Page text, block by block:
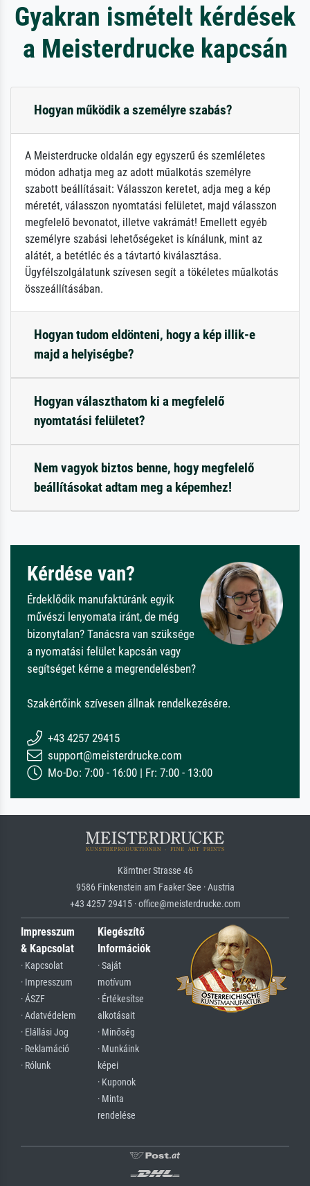
Gyakran ismételt kérdések
a Meisterdrucke kapcsán
Hogyan működik a személyre szabás?
A Meisterdrucke oldalán egy egyszerű és szemléletes
módon adhatja meg az adott műalkotás személyre
szabott beállításait: Válasszon keretet, adja meg a kép
méretét, válasszon nyomtatási felületet, majd válasszon
megfelelő bevonatot, illetve vakrámát! Emellett egyéb
személyre szabási lehetőségeket is kínálunk, mint az
alátét, a betétléc és a távtartó kiválasztása.
Ügyfélszolgálatunk szívesen segít a tökéletes műalkotás
összeállításában.
Hogyan tudom eldönteni, hogy a kép illik-e
majd a helyiségbe?
Hogyan választhatom ki a megfelelő
nyomtatási felületet?
Nem vagyok biztos benne, hogy megfelelő
beállításokat adtam meg a képemhez!
Kérdése van?
Érdeklődik manufaktúránk egyik
művészi lenyomata iránt, de még
bizonytalan? Tanácsra van szüksége
a nyomatási felület kapcsán vagy
segítséget kérne a megrendelésben?
Szakértőink szívesen állnak rendelkezésére.
+43 4257 29415
support@meisterdrucke.com
Mo-Do: 7:00 - 16:00 | Fr: 7:00 - 13:00
Kärntner Strasse 46
9586 Finkenstein am Faaker See · Austria
+43 4257 29415 · office@meisterdrucke.com
Impresszum
& Kapcsolat
· Kapcsolat
· Impresszum
· ÁSZF
· Adatvédelem
· Elállási Jog
· Reklamáció
· Rólunk
Kiegészítő
Információk
· Saját
motívum
· Értékesítse
alkotásait
· Minőség
· Munkáink
képei
· Kuponok
· Minta
rendelése